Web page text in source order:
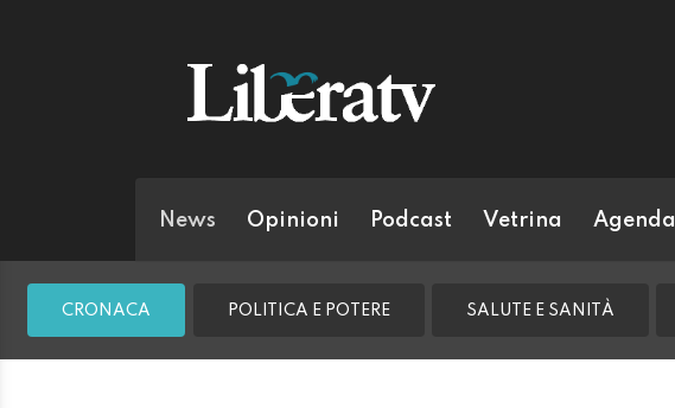
News Opinioni Podcast Vetrina Agenda
CRONACA POLITICA E POTERE SALUTE E SANITÀ